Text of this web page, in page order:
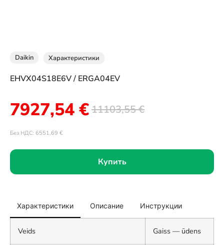
Daikin Характеристики
EHVX04S18E6V / ERGA04EV
11103,55€
7927,54€
Без НДС: 6551,69 €
Купить
Характеристики Описание Инструкции
Veids Gaiss — ūdens